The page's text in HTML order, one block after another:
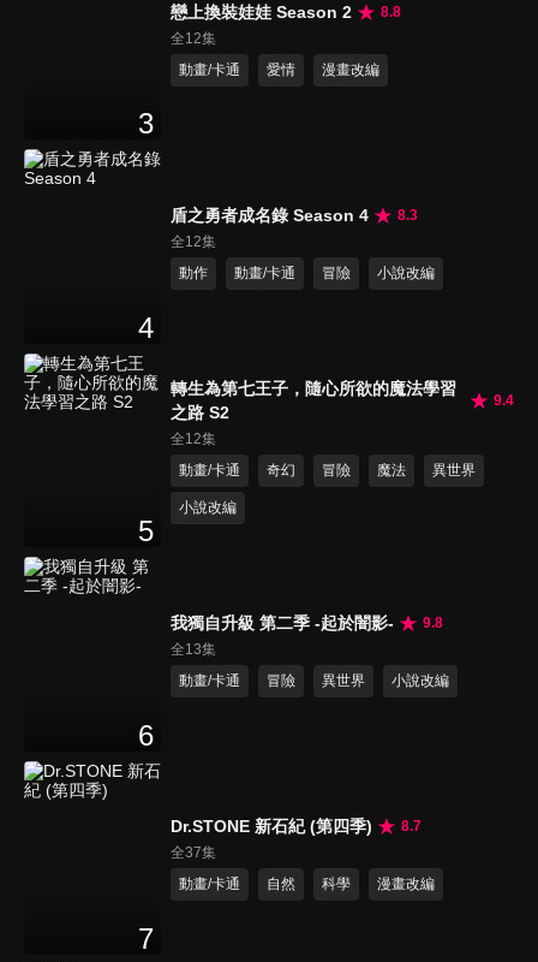
3
戀上換裝娃娃 Season 2
8.8
全12集
動畫/卡通
愛情 漫畫改編
4
盾之勇者成名錄 Season 4
8.3
全12集
動作
動畫/卡通 冒險 小說改編
5
轉生為第七王子，隨心所欲的魔法學習
之路 S2
9.4
全12集
動畫/卡通
奇幻 冒險 魔法 異世界
小說改編
6
我獨自升級 第二季 -起於闇影-
9.8
全13集
動畫/卡通
冒險 異世界 小說改編
7
Dr.STONE 新石紀 (第四季)
8.7
全37集
動畫/卡通
自然 科學 漫畫改編